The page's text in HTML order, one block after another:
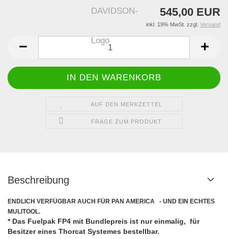
545,00 EUR
inkl. 19% MwSt. zzgl. Versand
AUF DEN MERKZETTEL
FRAGE ZUM PRODUKT
Beschreibung
ENDLICH VERFÜGBAR AUCH FÜR PAN AMERICA - UND EIN ECHTES
MULITOOL.
* Das Fuelpak FP4 mit Bundlepreis ist nur einmalig, für
Besitzer eines Thorcat Systemes bestellbar.